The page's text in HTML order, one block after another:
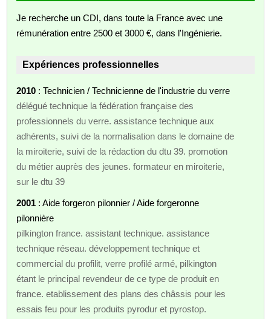
Je recherche un CDI, dans toute la France avec une
rémunération entre 2500 et 3000 €, dans l'Ingénierie.
Expériences professionnelles
2010 : Technicien / Technicienne de l'industrie du verre
délégué technique la fédération française des
professionnels du verre. assistance technique aux
adhérents, suivi de la normalisation dans le domaine de
la miroiterie, suivi de la rédaction du dtu 39. promotion
du métier auprès des jeunes. formateur en miroiterie,
sur le dtu 39
2001 : Aide forgeron pilonnier / Aide forgeronne
pilonnière
pilkington france. assistant technique. assistance
technique réseau. développement technique et
commercial du profilit, verre profilé armé, pilkington
étant le principal revendeur de ce type de produit en
france. etablissement des plans des châssis pour les
essais feu pour les produits pyrodur et pyrostop.